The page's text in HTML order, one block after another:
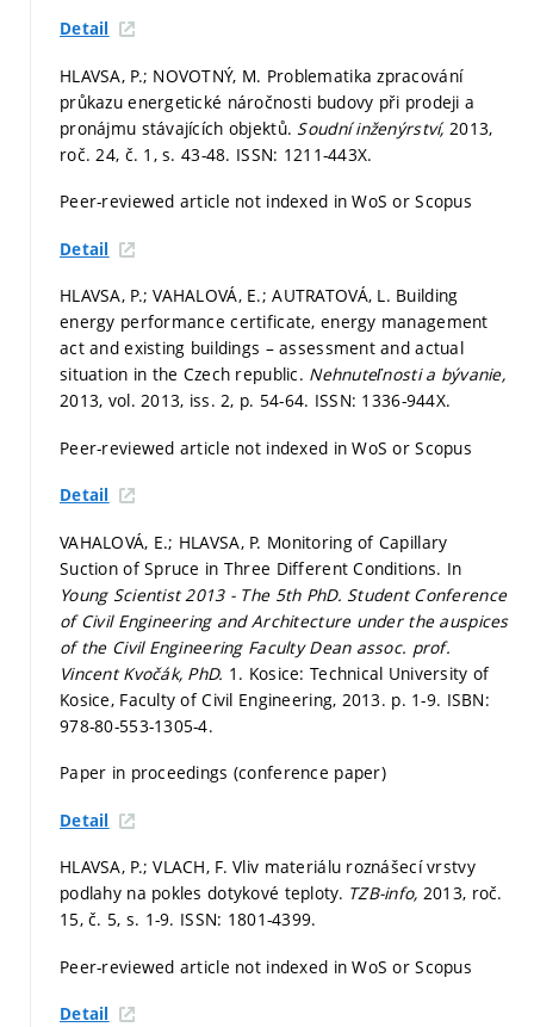
Detail
HLAVSA, P.; NOVOTNÝ, M. Problematika zpracování
průkazu energetické náročnosti budovy při prodeji a
pronájmu stávajících objektů. Soudní inženýrství, 2013,
roč. 24, č. 1,s. 43-48. ISSN: 1211-443X.
Peer-reviewed article not indexed in WoS or Scopus
Detail
HLAVSA, P.; VAHALOVÁ, E.; AUTRATOVÁ, L. Building
energy performance certificate, energy management
act and existing buildings – assessment and actual
situation in the Czech republic. Nehnuteľnosti a bývanie,
2013, vol. 2013, iss. 2, p. 54-64. ISSN: 1336-944X.
Peer-reviewed article not indexed in WoS or Scopus
Detail
VAHALOVÁ, E.; HLAVSA, P. Monitoring of Capillary
Suction of Spruce in Three Different Conditions. In
Young Scientist 2013 - The 5th PhD. Student Conference
of Civil Engineering and Architecture under the auspices
of the Civil Engineering Faculty Dean assoc. prof.
Vincent Kvočák, PhD. 1. Kosice: Technical University of
Kosice, Faculty of Civil Engineering, 2013. p. 1-9. ISBN:
978-80-553-1305-4.
Paper in proceedings (conference paper)
Detail
HLAVSA, P.; VLACH, F. Vliv materiálu roznášecí vrstvy
podlahy na pokles dotykové teploty. TZB-info, 2013, roč.
15, č. 5, s. 1-9. ISSN: 1801-4399.
Peer-reviewed article not indexed in WoS or Scopus
Detail